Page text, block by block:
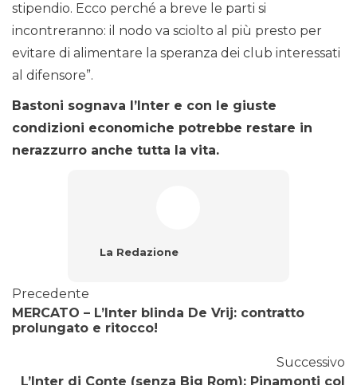
stipendio. Ecco perché a breve le parti si
incontreranno: il nodo va sciolto al più presto per
evitare di alimentare la speranza dei club interessati
al difensore”.
Bastoni sognava l’Inter e con le giuste
condizioni economiche potrebbe restare in
nerazzurro anche tutta la vita.
La Redazione
Precedente
MERCATO – L’Inter blinda De Vrij: contratto
prolungato e ritocco!
Successivo
L’Inter di Conte (senza Big Rom): Pinamonti col